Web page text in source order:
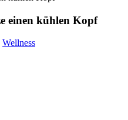
einen kühlen Kopf
Wellness